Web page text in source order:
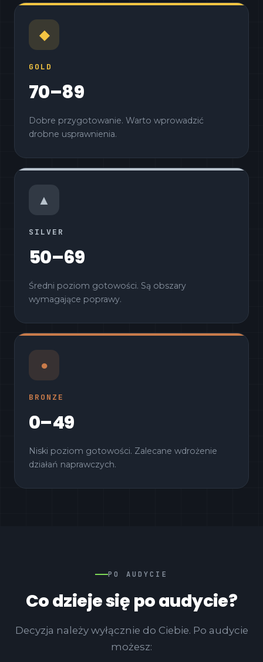
◆
GOLD
70–89
Dobre przygotowanie. Warto wprowadzić
drobne usprawnienia.
▲
SILVER
50–69
Średni poziom gotowości. Są obszary
wymagające poprawy.
●
BRONZE
0–49
Niski poziom gotowości. Zalecane wdrożenie
działań naprawczych.
PO AUDYCIE
Co dzieje się po audycie?
Decyzja należy wyłącznie do Ciebie. Po audycie
możesz: